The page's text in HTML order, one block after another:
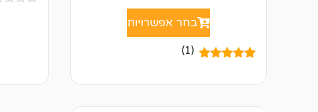
בחר אפשרויות
(1)
ר